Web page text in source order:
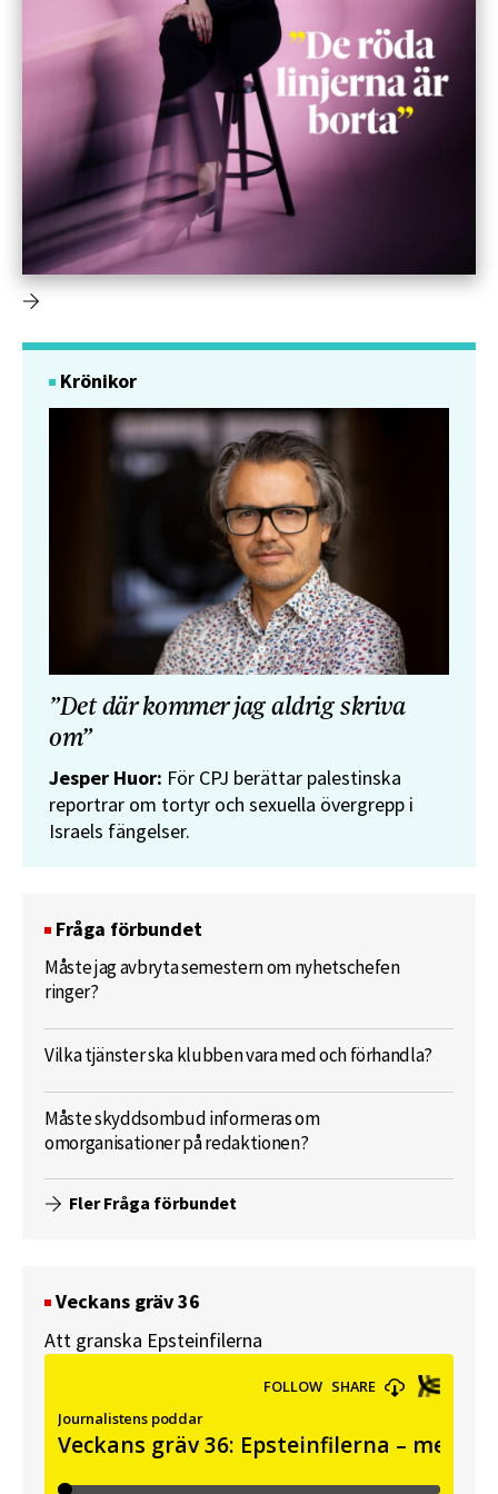
Krönikor
”Det där kommer jag aldrig skriva
om”
Jesper Huor: För CPJ berättar palestinska
reportrar om tortyr och sexuella övergrepp i
Israels fängelser.
Fråga förbundet
Måste jag avbryta semestern om nyhetschefen
ringer?
Vilka tjänster ska klubben vara med och förhandla?
Måste skyddsombud informeras om
omorganisationer på redaktionen?
Fler Fråga förbundet
Veckans gräv 36
Att granska Epsteinfilerna